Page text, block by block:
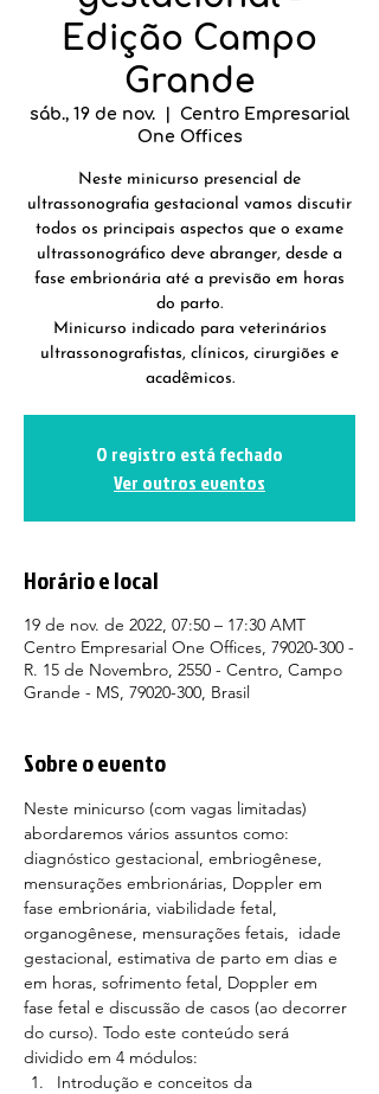
Edição Campo
Grande
sáb., 19 de nov.
Centro Empresarial
One Offices
Neste minicurso presencial de
ultrassonografia gestacional vamos discutir
todos os principais aspectos que o exame
ultrassonográfico deve abranger, desde a
fase embrionária até a previsão em horas
do parto.
Minicurso indicado para veterinários
ultrassonografistas, clínicos, cirurgiões e
acadêmicos.
O registro está fechado
Ver outros eventos
Horário e local
19 de nov. de 2022, 07:50 – 17:30 AMT
Centro Empresarial One Offices, 79020-300 -
R. 15 de Novembro, 2550 - Centro, Campo
Grande - MS, 79020-300, Brasil
Sobre o evento
Neste minicurso (com vagas limitadas)
abordaremos vários assuntos como:
diagnóstico gestacional, embriogênese,
mensurações embrionárias, Doppler em
fase embrionária, viabilidade fetal,
organogênese, mensurações fetais,  idade
gestacional, estimativa de parto em dias e
em horas, sofrimento fetal, Doppler em
fase fetal e discussão de casos (ao decorrer
do curso). Todo este conteúdo será
dividido em 4 módulos:
Introdução e conceitos da